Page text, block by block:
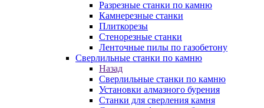
Разрезные станки по камню
Камнерезные станки
Плиткорезы
Стенорезные станки
Ленточные пилы по газобетону
Сверлильные станки по камню
Назад
Сверлильные станки по камню
Установки алмазного бурения
Станки для сверления камня